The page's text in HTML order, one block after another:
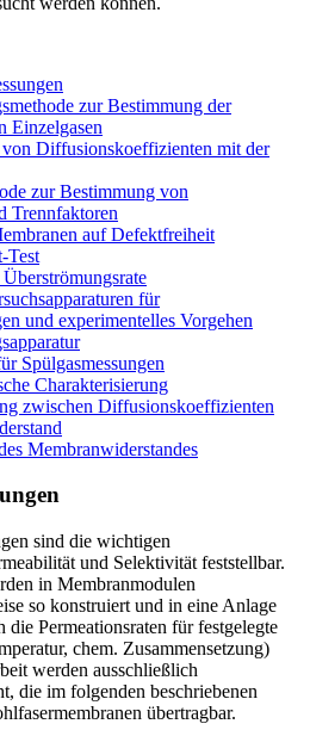
zur Bestimmung der
Einzelgasen
Diffusionskoeffizienten mit der
zur Bestimmung von
Trennfaktoren
auf Defektfreiheit
Test
für
und experimentelles Vorgehen
Spülgasmessungen
Charakterisierung
zwischen Diffusionskoeffizienten
Membranwiderstandes
sind die wichtigen
und Selektivität feststellbar.
in Membranmodulen
so konstruiert und in eine Anlage
die Permeationsraten für festgelegte
chem. Zusammensetzung)
werden ausschließlich
die im folgenden beschriebenen
übertragbar.